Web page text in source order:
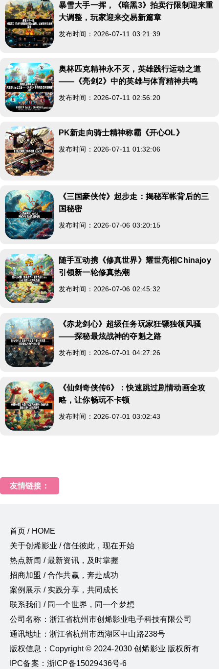
暴雪大手一挥，《暗黑3》拍卖行限制迎来重
大调整，玩家迎来交易新篇章
发布时间：2026-07-11 03:21:39
奥林匹克精神永不灭，英雄践行运动之道
——《亮剑2》中的英雄与体育精神共鸣
发布时间：2026-07-11 02:56:20
PK新走向骑士精神称霸《开心OL》
发布时间：2026-07-11 01:32:06
《三国豪侠传》起步走：揭秘军帐背后的三
国秘密
发布时间：2026-07-06 03:20:15
随手互动携《修真世界》耀世亮相Chinajoy
引领新一轮修真热潮
发布时间：2026-07-06 02:45:32
《赤龙剑心》超级任务玩家狂镖独领风骚
——探秘最炫战神的夺魁之路
发布时间：2026-07-01 04:27:26
《仙剑奇侠传6》：快速跳过剧情动画全攻
略，让你畅玩不卡顿
发布时间：2026-07-01 03:02:43
友情链接：
首页 / HOME
关于创烯影业 / 信任彼此，现在开始
热点新闻 / 最新资讯，及时掌握
招商加盟 / 合作共赢，奔赴成功
案例展示 / 实践分享，共同成长
联系我们 / 同一个世界，同一个梦想
公司名称：浙江省杭州市创烯影业电子科技有限公司
通讯地址：浙江省杭州市西湖区中山路238号
版权信息：Copyright © 2024-2030 创烯影业 版权所有
IPC备案：浙ICP备15029436号-6